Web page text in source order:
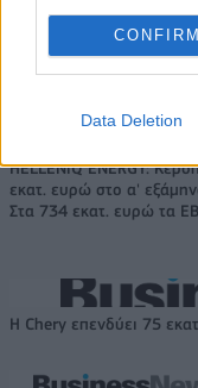
CONFIRM
Data Deletion
Ειδικό Χωροταξικό
HELLENiQ ENERGY:
εκατ. ευρώ στο α'
Στα 734 εκατ. ευρώ τα
Η Chery επενδύει 75